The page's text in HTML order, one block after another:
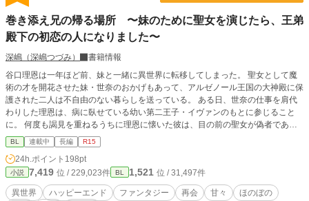
巻き添え兄の帰る場所 〜妹のために聖女を演じたら、王弟
殿下の初恋の人になりました〜
深嶋（深嶋つづみ）
書籍情報
谷口理恩は一年ほど前、妹と一緒に異世界に転移してしまった。 聖女として魔
術の才を開花させた妹・世奈のおかげもあって、アルゼノール王国の大神殿に保
護された二人は不自由のない暮らしを送っている。 ある日、世奈の仕事を肩代
わりした理恩は、病に臥せている幼い第二王子・イヴァンのもとに参じること
に。 何度も謁見を重ねるうちに理恩に懐いた彼は、目の前の聖女が偽者である
ことに気付かぬまま、やがて理恩に求愛するが……。 数年後、アルゼノール王
国を出て世界中を巡っていた理恩は、とある国でイヴァンと再会する。 彼の知
る聖女は自分だったのだと言い出せぬまま、理恩はイヴァンと交流を続けること
になって――？ ☆旧タイトル『聖女を演じた巻き添え兄は、王弟殿下の求愛か
ら逃げられない』から改題しました(3/25)
BL 連載中 長編 R15
24h.ポイント 198pt
小説 7,419 位 / 229,023件 BL 1,521 位 / 31,497件
異世界 ハッピーエンド ファンタジー 再会 甘々
ほのぼの